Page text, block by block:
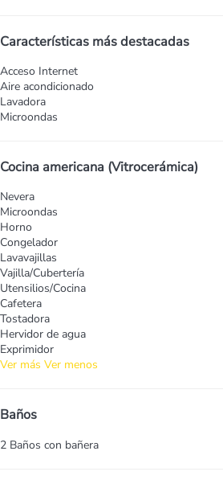
Características más destacadas
Acceso Internet
Aire acondicionado
Lavadora
Microondas
Cocina americana (Vitrocerámica)
Nevera
Microondas
Horno
Congelador
Lavavajillas
Vajilla/Cubertería
Utensilios/Cocina
Cafetera
Tostadora
Hervidor de agua
Exprimidor
Ver más Ver menos
Baños
2 Baños con bañera